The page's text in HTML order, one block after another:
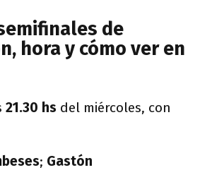
de
hora y cómo ver en
21.30 hs del miércoles, con
; Gastón